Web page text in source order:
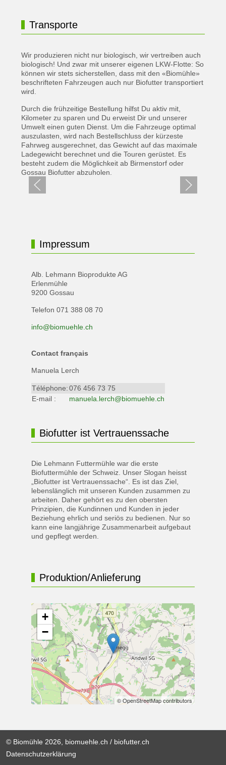
Transporte
Wir produzieren nicht nur biologisch, wir vertreiben auch
biologisch! Und zwar mit unserer eigenen LKW-Flotte: So
können wir stets sicherstellen, dass mit den «Biomühle»
beschrifteten Fahrzeugen auch nur Biofutter transportiert
wird.
Durch die frühzeitige Bestellung hilfst Du aktiv mit,
Kilometer zu sparen und Du erweist Dir und unserer
Umwelt einen guten Dienst. Um die Fahrzeuge optimal
auszulasten, wird nach Bestellschluss der kürzeste
Fahrweg ausgerechnet, das Gewicht auf das maximale
Ladegewicht berechnet und die Touren gerüstet. Es
besteht zudem die Möglichkeit ab Birmenstorf oder
Gossau Biofutter abzuholen.
Impressum
Alb. Lehmann Bioprodukte AG
Erlenmühle
9200 Gossau
Telefon 071 388 08 70
info@biomuehle.ch
Contact français
Manuela Lerch
Téléphone:076 456 73 75
E-mail :
manuela.lerch@biomuehle.ch
Biofutter ist Vertrauenssache
Die Lehmann Futtermühle war die erste
Biofuttermühle der Schweiz. Unser Slogan heisst
„Biofutter ist Vertrauenssache“. Es ist das Ziel,
lebenslänglich mit unseren Kunden zusammen zu
arbeiten. Daher gehört es zu den obersten
Prinzipien, die Kundinnen und Kunden in jeder
Beziehung ehrlich und seriös zu bedienen. Nur so
kann eine langjährige Zusammenarbeit aufgebaut
und gepflegt werden.
Produktion/Anlieferung
+
−
© OpenStreetMap contributors
© Biomühle 2026, biomuehle.ch / biofutter.ch
Datenschutzerklärung